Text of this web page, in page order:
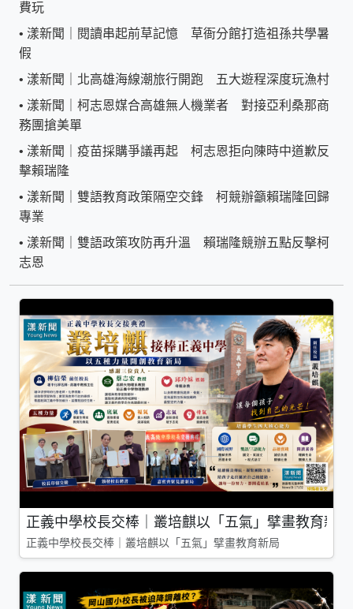
費玩
• 漾新聞｜閱讀串起前草記憶 草衙分館打造祖孫共學暑
假
• 漾新聞｜北高雄海線潮旅行開跑 五大遊程深度玩漁村
• 漾新聞｜柯志恩媒合高雄無人機業者 對接亞利桑那商
務團搶美單
• 漾新聞｜疫苗採購爭議再起 柯志恩拒向陳時中道歉反
擊賴瑞隆
• 漾新聞｜雙語教育政策隔空交鋒 柯競辦籲賴瑞隆回歸
專業
• 漾新聞｜雙語政策攻防再升溫 賴瑞隆競辦五點反擊柯
志恩
正義中學校長交棒｜叢培麒以「五氣」擘畫教育新局
正義中學校長交棒｜叢培麒以「五氣」擘畫教育新局